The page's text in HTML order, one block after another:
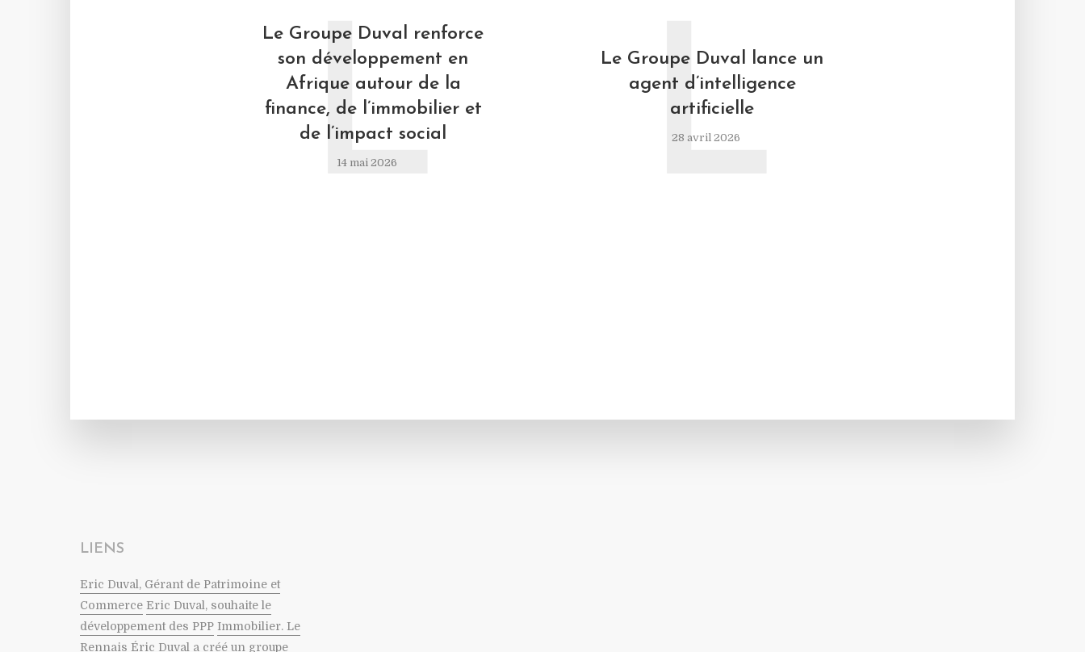
Le Groupe Duval renforce
son développement en
Afrique autour de la
finance, de l’immobilier et
de l’impact social
14 mai 2026
L
Le Groupe Duval lance un
agent d’intelligence
artificielle
28 avril 2026
L
LIENS
Eric Duval, Gérant de Patrimoine et
Commerce Eric Duval, souhaite le
développement des PPP Immobilier. Le
Rennais Éric Duval a créé un groupe